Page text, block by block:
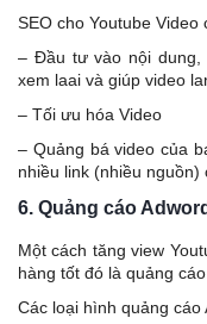
SEO cho Youtube
– Đầu tư vào nội
xem laai và giúp video
– Tối ưu hóa Video
– Quảng bá video của
nhiều link (nhiều nguồn)
6. Quảng cáo
Một cách tăng view
hàng tốt đó là quảng
Các loại hình quảng cáo